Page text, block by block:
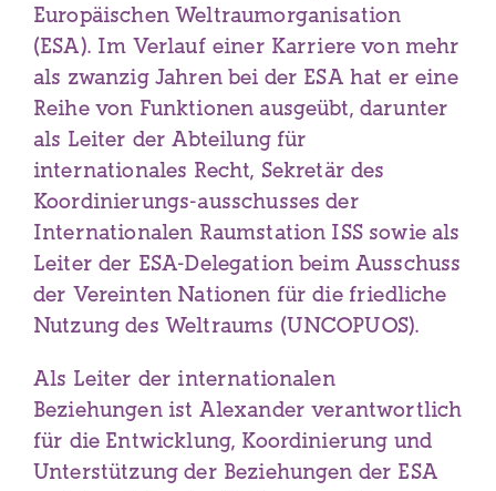
Europäischen Weltraumorganisation
(ESA). Im Verlauf einer Karriere von mehr
als zwanzig Jahren bei der ESA hat er eine
Reihe von Funktionen ausgeübt, darunter
als Leiter der Abteilung für
internationales Recht, Sekretär des
Koordinierungs-ausschusses der
Internationalen Raumstation ISS sowie als
Leiter der ESA-Delegation beim Ausschuss
der Vereinten Nationen für die friedliche
Nutzung des Weltraums (UNCOPUOS).
Als Leiter der internationalen
Beziehungen ist Alexander verantwortlich
für die Entwicklung, Koordinierung und
Unterstützung der Beziehungen der ESA